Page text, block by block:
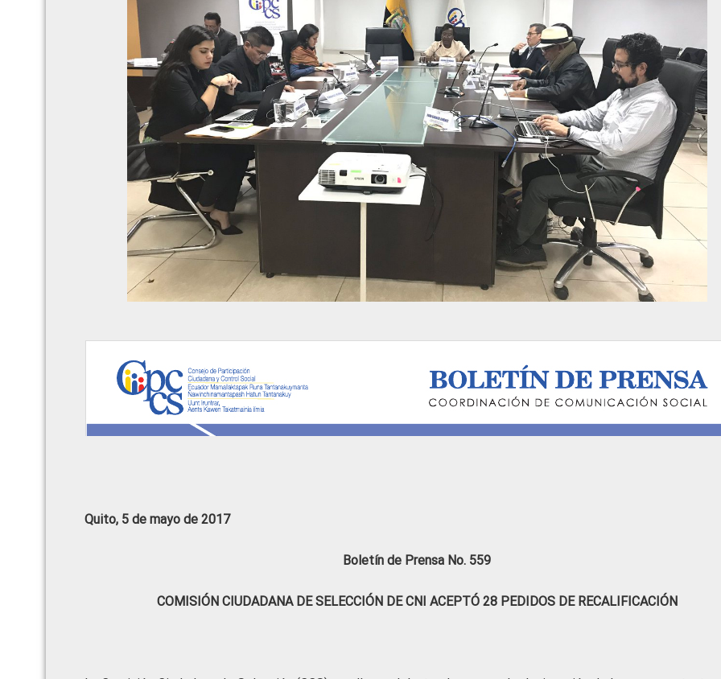
Quito, 5 de mayo de 2017
Boletín de Prensa No. 559
COMISIÓN CIUDADANA DE SELECCIÓN DE CNI ACEPTÓ 28 PEDIDOS DE RECALIFICACIÓN